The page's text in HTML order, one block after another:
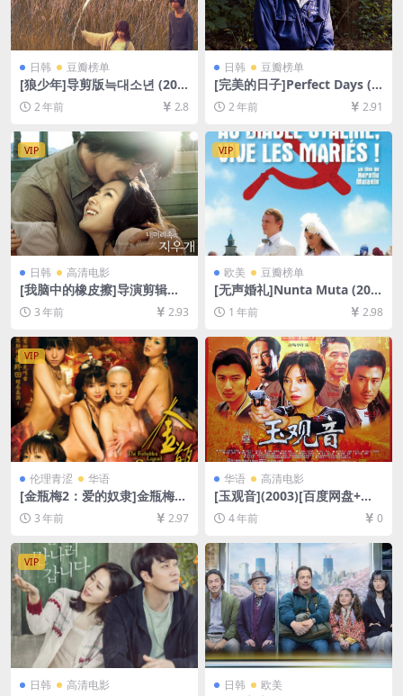
日韩 豆瓣榜单
[狼少年]导剪版늑대소년 (201
2)[百度网盘+夸克网盘1080P
超清未删减资源][网盘在线播
幕]
2 年前 2.8
日韩 豆瓣榜单
[完美的日子]Perfect Days (2
023)[百度网盘+夸克网盘1080
P超清未删减资源][网盘在线播
幕]
2 年前 2.91
VIP
日韩 高清电影
[我脑中的橡皮擦]导演剪辑版
내 머리 속의 지우개 (2004)
[百度网盘+迅雷云盘资源1080
P超清未删减][MP4/8GB][韩
语中字]
3 年前 2.93
VIP
欧美 豆瓣榜单
[无声婚礼]Nunta Muta (200
8)[百度网盘+夸克网盘1080P
超清未删减资源][网盘在线播
放/下载][MP4/6GB][中文字
幕]
1 年前 2.98
VIP
伦理青涩 华语
[金瓶梅2：爱的奴隶]金瓶梅Ⅱ
愛的奴隸 (2009)[百度网盘+迅
雷云盘1080P超清未删减资源]
[网盘下载][MP4/5.7GB][粤语
中字]【手机/平板无法在线播
放，请使用电脑下载防和谐压
缩包（含解压密码）】
3 年前 2.97
华语 高清电影
[玉观音](2003)[百度网盘+迅
雷云盘资源1080P超清未删减]
[MP4/5.8GB][中文字幕]
4 年前 0
VIP
日韩 高清电影 日韩 欧美